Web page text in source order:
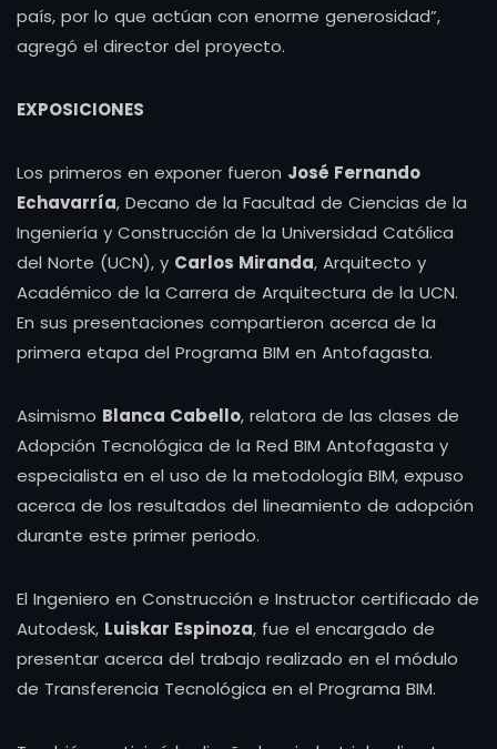
país, por lo que actúan con enorme generosidad”,
agregó el director del proyecto.
EXPOSICIONES
Los primeros en exponer fueron José Fernando
Echavarría, Decano de la Facultad de Ciencias de la
Ingeniería y Construcción de la Universidad Católica
del Norte (UCN), y Carlos Miranda, Arquitecto y
Académico de la Carrera de Arquitectura de la UCN.
En sus presentaciones compartieron acerca de la
primera etapa del Programa BIM en Antofagasta.
Asimismo Blanca Cabello, relatora de las clases de
Adopción Tecnológica de la Red BIM Antofagasta y
especialista en el uso de la metodología BIM, expuso
acerca de los resultados del lineamiento de adopción
durante este primer periodo.
El Ingeniero en Construcción e Instructor certificado de
Autodesk, Luiskar Espinoza, fue el encargado de
presentar acerca del trabajo realizado en el módulo
de Transferencia Tecnológica en el Programa BIM.